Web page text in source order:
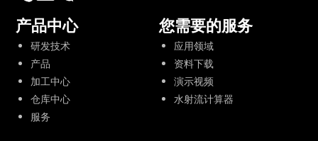
产品中心
研发技术
产品
加工中心
仓库中心
服务
您需要的服务
应用领域
资料下载
演示视频
水射流计算器